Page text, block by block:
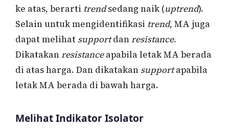
ke atas, berarti trendsedang naik (uptrend).
Selain untuk mengidentifikasi trend, MA juga
dapat melihat supportdanresistance.
Dikatakanresistanceapabila letak MA berada
di atas harga. Dan dikatakan supportapabila
letak MA berada di bawah harga.
Melihat Indikator Isolator